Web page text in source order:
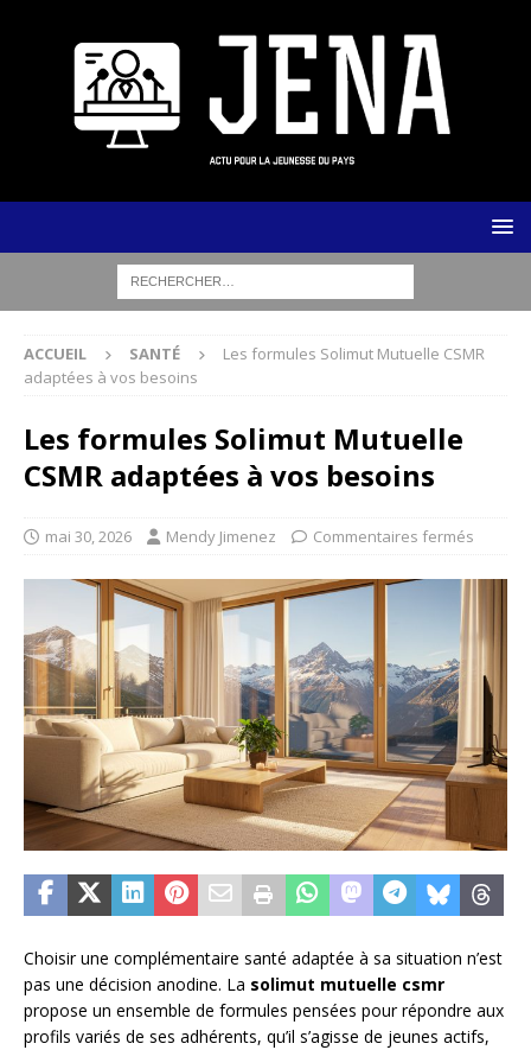
ACCUEIL SANTÉ
Les formules Solimut Mutuelle CSMR
adaptées à vos besoins
Les formules Solimut Mutuelle
CSMR adaptées à vos besoins
mai 30, 2026 Mendy Jimenez Commentaires fermés
Choisir une complémentaire santé adaptée à sa situation n’est
pas une décision anodine. La solimut mutuelle csmr
propose un ensemble de formules pensées pour répondre aux
profils variés de ses adhérents, qu’il s’agisse de jeunes actifs,